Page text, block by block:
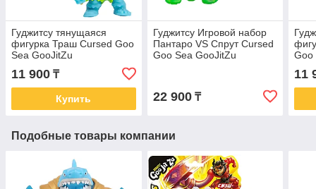
Гуджитсу тянущаяся
фигурка Траш Cursed Goo
Sea GooJitZu
11 900 ₸
Купить
Гуджитсу Игровой набор
Пантаро VS Спрут Cursed
Goo Sea GooJitZu
22 900₸
Goo
11
Подобные товары компании